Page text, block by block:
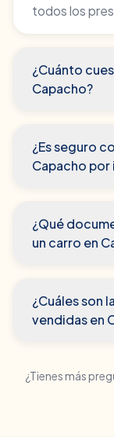
todos los
¿Cuánto
Capacho?
¿Es seguro
Capacho
¿Qué
un carro en
¿Cuáles son
vendidas en
¿Tienes más